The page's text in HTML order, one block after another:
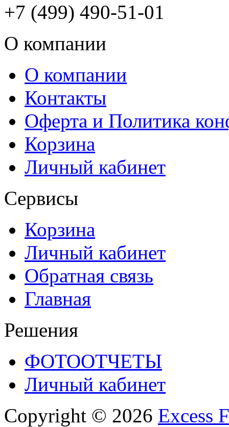
+7 (499) 490-51-01
О компании
О компании
Контакты
Оферта и Политика
Корзина
Личный кабинет
Сервисы
Корзина
Личный кабинет
Обратная связь
Главная
Решения
ФОТООТЧЕТЫ
Личный кабинет
Copyright © 2026 Excess